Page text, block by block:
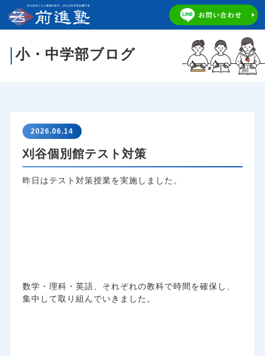
小・中学部ブログ
2026.06.14
刈谷個別館テスト対策
昨日はテスト対策授業を実施しました。
数学・理科・英語、それぞれの教科で時間を確保し、
集中して取り組んでいきました。